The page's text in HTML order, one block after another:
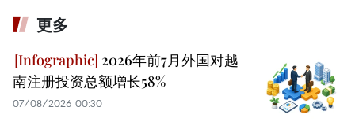
更多
2026年前7月外国对越
南注册投资总额增长58%
07/08/2026 00:30